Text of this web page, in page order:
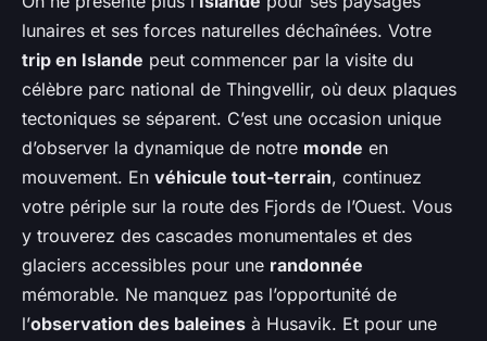
lunaires et ses forces naturelles déchaînées. Votre
trip en Islande peut commencer par la visite du
célèbre parc national de Thingvellir, où deux plaques
tectoniques se séparent. C’est une occasion unique
d’observer la dynamique de notre monde en
mouvement. En véhicule tout-terrain, continuez
votre périple sur la route des Fjords de l’Ouest. Vous
y trouverez des cascades monumentales et des
glaciers accessibles pour une randonnée
mémorable. Ne manquez pas l’opportunité de
l’observation des baleines à Husavik. Et pour une